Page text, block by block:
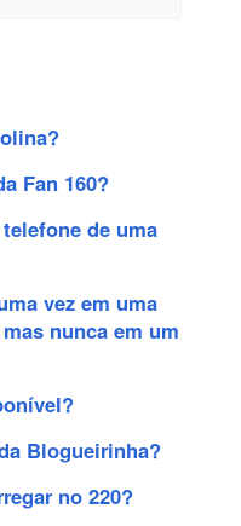
Fan 160?
de uma
vez em uma
nunca em um
Blogueirinha?
no 220?